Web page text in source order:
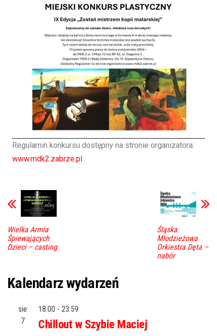
Regulamin konkursu dostępny na stronie organizatora:
www.mdk2.zabrze.pl
Wielka Armia
Śpiewających
Dzieci – casting
Śląska
Młodzieżowa
Orkiestra Dęta –
nabór
Kalendarz wydarzeń
sie
7
18:00 - 23:59
Chillout w Szybie Maciej